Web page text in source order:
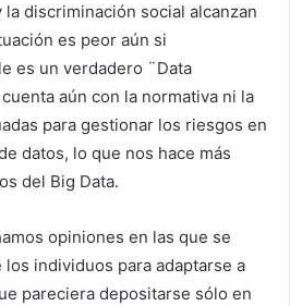
discriminación social alcanzan
es peor aún si
es un verdadero ¨Data
aún con la normativa ni la
para gestionar los riesgos en
datos, lo que nos hace más
del Big Data.
opiniones en las que se
los individuos para adaptarse a
pareciera depositarse sólo en